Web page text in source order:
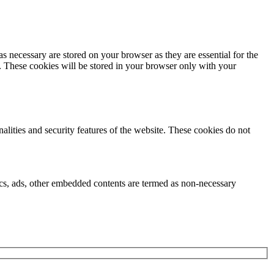
are stored on your browser as they are essential for the
These cookies will be stored in your browser only with your
and security features of the website. These cookies do not
other embedded contents are termed as non-necessary